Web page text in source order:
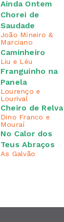
Ainda Ontem
Chorei de
Saudade
João Mineiro &
Marciano
Caminheiro
Liu e Léu
Franguinho na
Panela
Lourenço e
Lourival
Cheiro de Relva
Dino Franco e
Mouraí
No Calor dos
Teus Abraços
As Galvão